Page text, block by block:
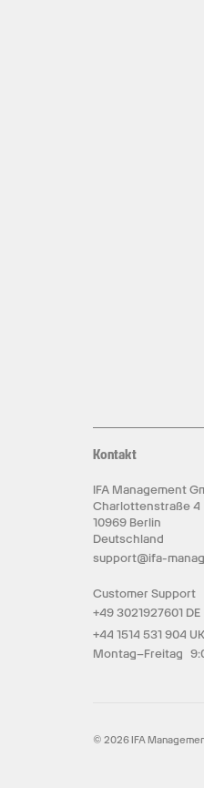
Kontakt
IFA Management
Charlottenstraße 4
10969 Berlin
Deutschland
support@ifa-
Customer Support
+49 3021927601 DE
+44 1514 531 904 UK
Montag–Freitag
© 2026 IFA